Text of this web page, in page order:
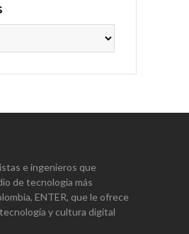
e ingenieros que
de tecnología más
ENTER, que le ofrece
y cultura digital